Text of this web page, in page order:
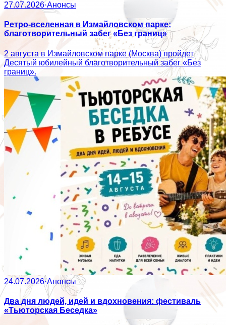
27.07.2026·Анонсы
Ретро-вселенная в Измайловском парке:
благотворительный забег «Без границ»
2 августа в Измайловском парке (Москва) пройдет
Десятый юбилейный благотворительный забег «Без
границ».
24.07.2026·Анонсы
Два дня людей, идей и вдохновения: фестиваль
«Тьюторская Беседка»